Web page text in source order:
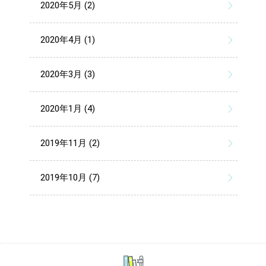
2020年5月 (2)
2020年4月 (1)
2020年3月 (3)
2020年1月 (4)
2019年11月 (2)
2019年10月 (7)